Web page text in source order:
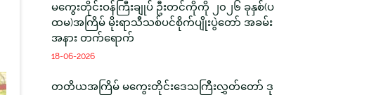
မကွေးတိုင်းဝန်ကြီးချုပ် ဦးတင်ကိုကို ၂၀၂၆ ခုနှစ်(ပ
ထမ)အကြိမ် မိုးရာသီသစ်ပင်စိုက်ပျိုးပွဲတော် အခမ်း
အနား တက်ရောက်
18-06-2026
တတိယအကြိမ် မကွေးတိုင်းဒေသကြီးလွှတ်တော် ဒု